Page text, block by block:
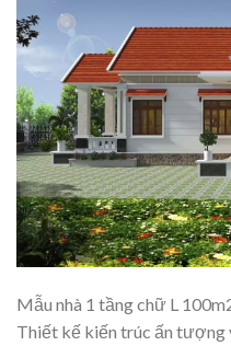
Mẫu nhà 1 tầng chữ L
Thiết kế kiến trúc ấn tượng